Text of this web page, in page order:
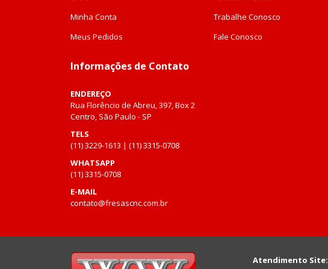
Minha Conta
Meus Pedidos
Trabalhe Conosco
Fale Conosco
Informações de Contato
ENDEREÇO
Rua Florêncio de Abreu, 397, Box 2
Centro, São Paulo - SP
TELS
(11) 3229-1613 | (11) 3315-0708
WHATSAPP
(11) 3315-0708
E-MAIL
contato@fresascnc.com.br
Atendimento Site: